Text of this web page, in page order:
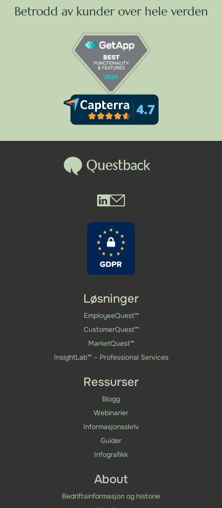
Betrodd av kunder over hele verden
Questback LinkedIn
Questback Mail
Løsninger
EmployeeQuest™
CustomerQuest™
MarketQuest™
InsightLab™ – Professional Services
Ressurser
Blogg
Webinarier
Informasjonsskriv
Guider
Infografikk
About
Bedriftsinformasjon og historie